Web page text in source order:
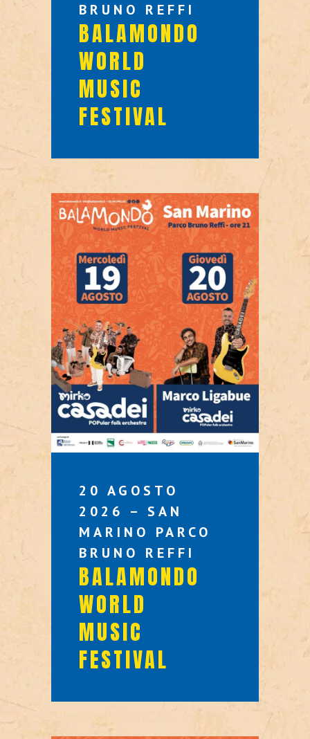
BRUNO REFFI
BALAMONDO
WORLD
MUSIC
FESTIVAL
20 AGOSTO
2026 – SAN
MARINO PARCO
BRUNO REFFI
BALAMONDO
WORLD
MUSIC
FESTIVAL